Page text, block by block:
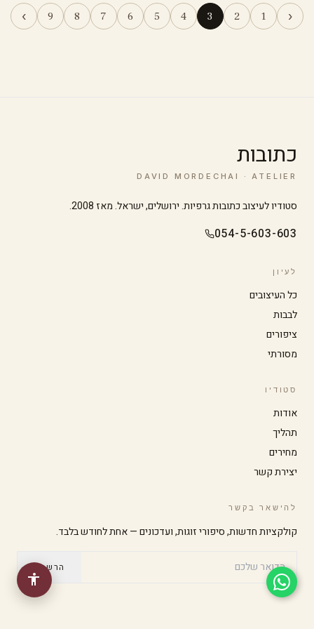
‹
1
2
3
4
5
6
7
8
9
›
כתובות
DAVID MORDECHAI · ATELIER
סטודיו לעיצוב כתובות גרפיות. ירושלים, ישראל. מאז 2008.
054-5-603-603
לעיון
כל העיצובים
לבבות
ציפורים
מסורתי
סטודיו
אודות
תהליך
מחירים
יצירת קשר
להישאר בקשר
קולקציות חדשות, סיפורי זוגות, ועדכונים — אחת לחודש בלבד.
הרשמה